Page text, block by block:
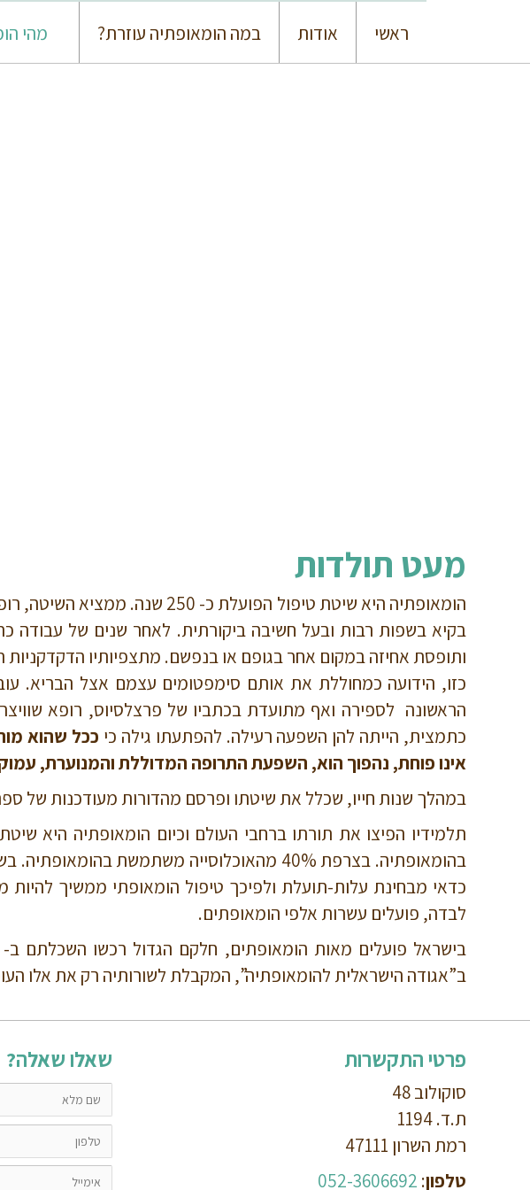
ראשי אודות במה הומאופתיה עוזרת? מהי
מעט תולדות
בקיא בשפות רבות ובעל חשיבה ביקורתית. לאחר שנים של עבודה
ותופסת אחיזה במקום אחר בגופם או בנפשם. מתצפיותיו
כזו, הידועה כמחוללת את אותם סימפטומים עצמם אצל הבריא.
כתמצית, הייתה להן השפעה רעילה. להפתעתו גילה כי ככל שהוא
אינו פוחת, נהפוך הוא, השפעת התרופה המדוללת והמנוערת,
במהלך שנות חייו, שכלל את שיטתו ופרסם מהדורות מעודכנות של
כדאי מבחינת עלות-תועלת ולפיכך טיפול הומאופתי ממשיך להיות
לבדה, פועלים עשרות אלפי הומאופתים.
ב”אגודה הישראלית להומאופתיה”, המקבלת לשורותיה רק את אלו
פרטי התקשרות
סוקולוב 48
ת.ד. 1194
רמת השרון 47111
טלפון:
052-3606692
שאלו שאלה?